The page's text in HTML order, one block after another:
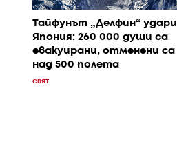
Тайфунът „Делфин“ удари
Япония: 260 000 души са
евакуирани, отменени са
над 500 полета
СВЯТ